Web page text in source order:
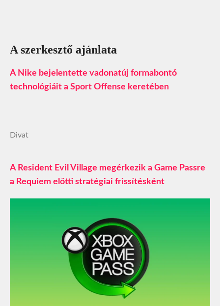
A szerkesztő ajánlata
A Nike bejelentette vadonatúj formabontó
technológiáit a Sport Offense keretében
Divat
A Resident Evil Village megérkezik a Game Passre
a Requiem előtti stratégiai frissítésként